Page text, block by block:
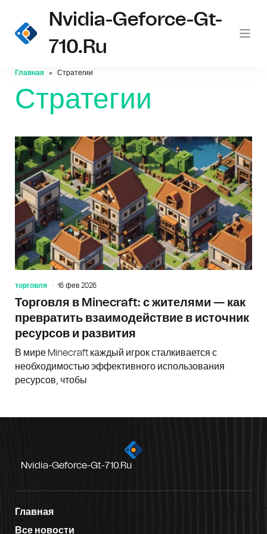
Nvidia-Geforce-Gt-
710.ru
Главная Стратегии
Стратегии
торговля 16 фев 2026
Торговля в Minecraft: с жителями — как
превратить взаимодействие в источник
ресурсов и развития
В мире Minecraft каждый игрок сталкивается с
необходимостью эффективного использования
ресурсов, чтобы
Nvidia-Geforce-Gt-710.ru
Главная
Все новости